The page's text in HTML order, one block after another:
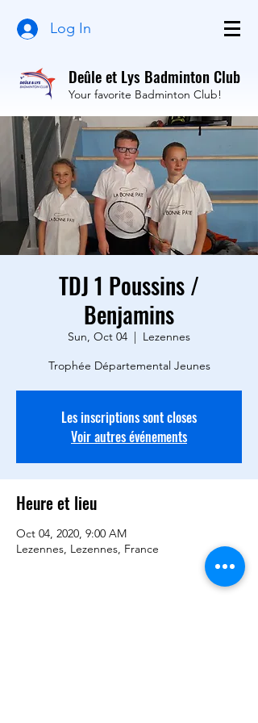
Log In
Deûle et Lys Badminton Club
Your favorite Badminton Club!
TDJ 1 Poussins /
Benjamins
Sun, Oct 04
  |
Lezennes
Trophée Départemental Jeunes
Les inscriptions sont closes
Voir autres événements
Heure et lieu
Oct 04, 2020, 9:00 AM
Lezennes, Lezennes, France